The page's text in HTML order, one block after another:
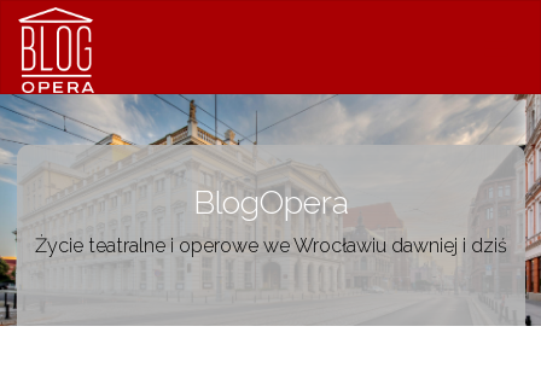
BlogOpera
Życie teatralne i operowe we Wrocławiu dawniej i dziś